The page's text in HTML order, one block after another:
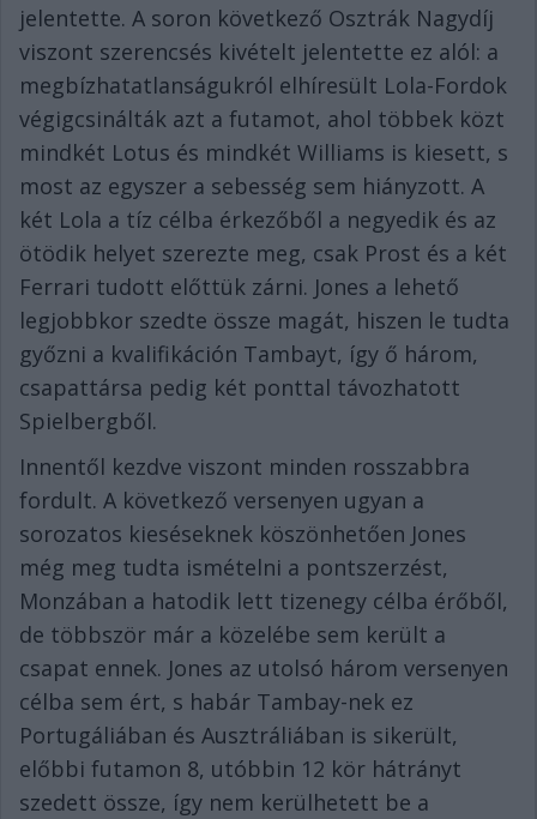
jelentette. A soron következő Osztrák Nagydíj
viszont szerencsés kivételt jelentette ez alól: a
megbízhatatlanságukról elhíresült Lola-Fordok
végigcsinálták azt a futamot, ahol többek közt
mindkét Lotus és mindkét Williams is kiesett, s
most az egyszer a sebesség sem hiányzott. A
két Lola a tíz célba érkezőből a negyedik és az
ötödik helyet szerezte meg, csak Prost és a két
Ferrari tudott előttük zárni. Jones a lehető
legjobbkor szedte össze magát, hiszen le tudta
győzni a kvalifikáción Tambayt, így ő három,
csapattársa pedig két ponttal távozhatott
Spielbergből.
Innentől kezdve viszont minden rosszabbra
fordult. A következő versenyen ugyan a
sorozatos kieséseknek köszönhetően Jones
még meg tudta ismételni a pontszerzést,
Monzában a hatodik lett tizenegy célba érőből,
de többször már a közelébe sem került a
csapat ennek. Jones az utolsó három versenyen
célba sem ért, s habár Tambay-nek ez
Portugáliában és Ausztráliában is sikerült,
előbbi futamon 8, utóbbin 12 kör hátrányt
szedett össze, így nem kerülhetett be a